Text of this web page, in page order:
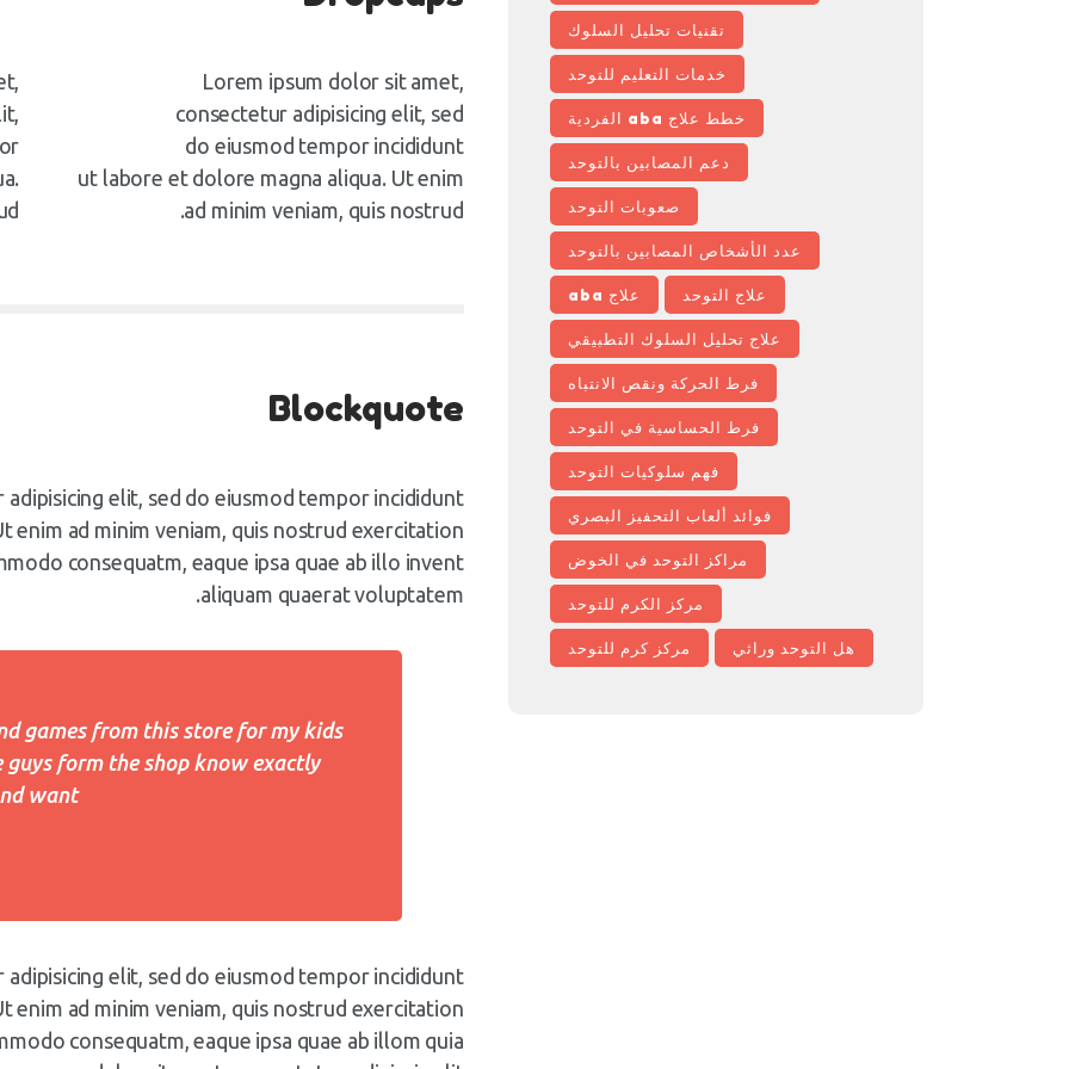
Lorem ipsum dolor sit amet,
consectetur adipisicing elit, sed
do eiusmod tempor incididunt
ut labore et dolore magna aliqua. Ut enim
ad minim veniam, quis nostrud.
Blockquote
elit, sed do eiusmod tempor incididunt
enim ad minim veniam, quis nostrud exercitation
consequatm, eaque ipsa quae ab illo invent
aliquam quaerat voluptatem.
games from this store for my kids
guys form the shop know exactly
want.
elit, sed do eiusmod tempor incididunt
enim ad minim veniam, quis nostrud exercitation
consequatm, eaque ipsa quae ab illom quia
تقنيات تحليل السلوك
خدمات التعليم للتوحد
خطط علاج aba الفردية
دعم المصابين بالتوحد
صعوبات التوحد
عدد الأشخاص المصابين بالتوحد
علاج aba علاج التوحد
علاج تحليل السلوك التطبيقي
فرط الحركة ونقص الانتباه
فرط الحساسية في التوحد
فهم سلوكيات التوحد
فوائد ألعاب التحفيز البصري
مراكز التوحد في الخوض
مركز الكرم للتوحد
مركز كرم للتوحد هل التوحد وراثي